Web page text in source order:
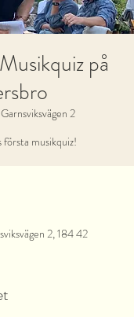
på
Garnsviksvägen 2
musikquiz!
2, 184 42